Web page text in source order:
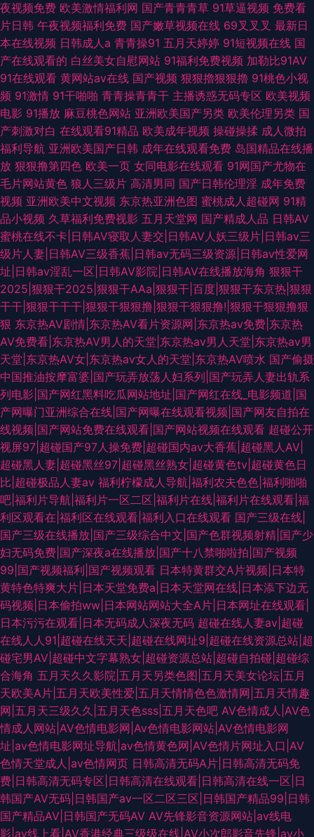
夜视频免费 欧美激情福利网 国产青青青草 91草逼视频 免费看
片日韩 午夜视频福利免费 国产嫩草视频在线 69叉叉叉 最新日
本在线视频 日韩成人a 青青操91 五月天婷婷 91短视频在线 国
产在线观看的 白丝美女自慰网站 91福利免费视频 加勒比91AV
91在线观看 黄网站av在线 国产视频 狠狠擼狠狠擼 91桃色小视
频 91激情 91干啪啪 青青操青青干 主播诱惑无码专区 欧美视频
电影 91播放 麻豆桃色网站 亚洲欧美国产另类 欧美伦理另类 国
产刺激对白 在线观看91精品 欧美成年视频 操碰操揉 成人微拍
福利导航 亚洲欧美国产日韩 成年在线观看免费 岛国精品在线播
放 狠狠撸第四色 欧美一页 女同电影在线观看 91网国产尤物在
毛片网站黄色 狼人三级片 高清男同 国产日韩伦理淫 成年免费
视频 亚洲欧美中文视频 东京热亚洲色图 蜜桃成人超碰网 91精
品小视频 久草福利免费视影 五月天堂网 国产精成人品 日韩AV
蜜桃在线不卡|日韩AV寝取人妻交|日韩AV人妖三级片|日韩av三
级片人妻|日韩AV三级香蕉|日韩av无码三级资源|日韩av性爱网
址|日韩av淫乱一区|日韩AV影院|日韩AV在线播放海角 狠狠干
2025|狠狠干2025|狠狠干AAa|狠狠干|百度|狠狠干东京热|狠狠
干干|狠狠干干干|狠狠干狠狠撸|狠狠干狠狠撸!|狠狠干狠狠撸狠
狠 东京热AV剧情|东京热AV看片资源网|东京热av免费|东京热
AV免费看|东京热AV男人的天堂|东京热av男人天堂|东京热av男
天堂|东京热AV女|东京热av女人的天堂|东京热AV喷水 国产偷摄
中国推油按摩富婆|国产玩弄放荡人妇系列|国产玩弄人妻出轨系
列电影|国产网红黑料吃瓜网站地址|国产网红在线_电影频道|国
产网曝门亚洲综合在线|国产网曝在线观看视频|国产网友自拍在
线视频|国产网站免费在线观看|国产网站视频在线观看 超碰公开
视屏97|超碰国产97人操免费|超碰国内av大香蕉|超碰黑人AV|
超碰黑人妻|超碰黑丝97|超碰黑丝熟女|超碰黄色tv|超碰黄色日
比|超碰极品人妻av 福利柠檬成人导航|福利农夫色色|福利啪啪
吧|福利片导航|福利片一区二区|福利片在线|福利片在线观看|福
利区观看在|福利区在线观看|福利入口在线观看 国产三级在线|
国产三级在线播放|国产三级综合中文|国产色群视频射精|国产少
妇无码免费|国产深夜a在线播放|国产十八禁啪啦拍|国产视频
99|国产视频福利|国产视频观看 日本特黄群交A片视频|日本特
黄特色特爽大片|日本天堂免费a|日本天堂网在线|日本添下边无
码视频|日本偷拍ww|日本网站网站大全A片|日本网址在线观看|
日本污污在观看|日本无码成人深夜无码 超碰在线人妻av|超碰
在线人人91|超碰在线天天|超碰在线网址9|超碰在线资源总站|超
碰宅男AV|超碰中文字幕熟女|超碰资源总站|超碰自拍碰|超碰综
合海角 五月天久久影院|五月天另类色图|五月天美女论坛|五月
天欧美A片|五月天欧美性爱|五月天情情色色激情网|五月天情趣
网|五月天三级久久|五月天色sss|五月天色吧 AV色情成人|AV色
情成人网站|AV色情电影网|Av色情电影网站|AV色情电影网
址|av色情电影网址导航|av色情黄色网|AV色情片网址入口|AV
色情天堂成人|av色情网页 日韩高清无码A片|日韩高清无码免
费|日韩高清无码专区|日韩高清在线观看|日韩高清在线一区|日
韩国产AV无码|日韩国产av一区二区三区|日韩国产精品99|日韩
国产精品AV|日韩国产无码AV AV先锋影音资源网站|av线电
影|av线上看|AV香港经典三级级在线|AV小次郎影音先锋|av小